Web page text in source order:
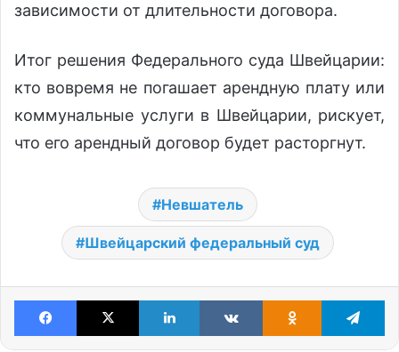
зависимости от длительности договора.
Итог решения Федерального суда Швейцарии:
кто вовремя не погашает арендную плату или
коммунальные услуги в Швейцарии, рискует,
что его арендный договор будет расторгнут.
Невшатель
Швейцарский федеральный суд
Facebook X LinkedIn VKontakteOdnoklassniki